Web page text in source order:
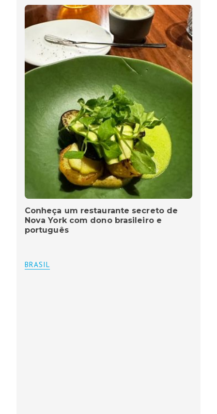
Conheça um restaurante secreto de
Nova York com dono brasileiro e
português
BRASIL